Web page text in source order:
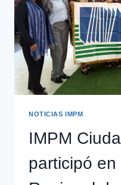
NOTICIAS IMPM
IMPM
participó